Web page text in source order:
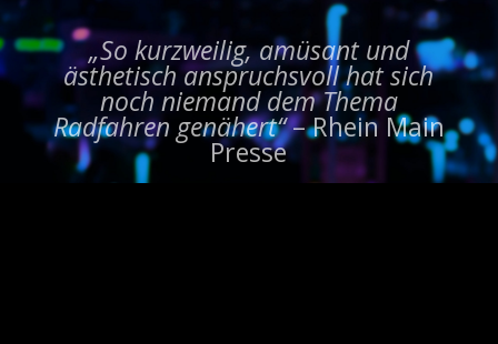
„So kurzweilig, amüsant und
ästhetisch anspruchsvoll hat sich
noch niemand dem Thema
Radfahren genähert“– Rhein Main
Presse